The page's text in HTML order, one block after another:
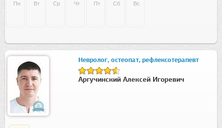
Пн Вт Ср Чт Пт Сб Вс
Невролог, остеопат, рефлексотерапевт
Аргучинский Алексей Игоревич